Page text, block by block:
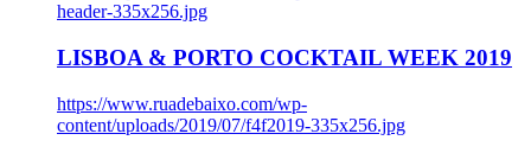
header-335x256.jpg
LISBOA & PORTO COCKTAIL WEEK 2019
https://www.ruadebaixo.com/wp-
content/uploads/2019/07/f4f2019-335x256.jpg